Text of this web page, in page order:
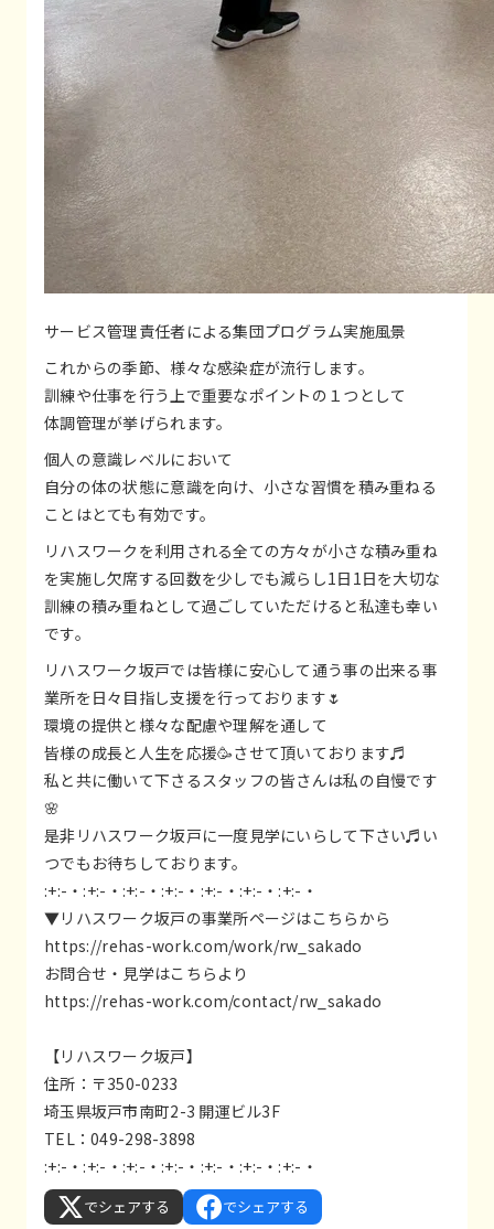
サービス管理責任者による集団プログラム実施風景
これからの季節、様々な感染症が流行します。
訓練や仕事を行う上で重要なポイントの１つとして
体調管理が挙げられます。
個人の意識レベルにおいて
自分の体の状態に意識を向け、小さな習慣を積み重ねる
ことはとても有効です。
リハスワークを利用される全ての方々が小さな積み重ね
を実施し欠席する回数を少しでも減らし1日1日を大切な
訓練の積み重ねとして過ごしていただけると私達も幸い
です。
リハスワーク坂戸では皆様に安心して通う事の出来る事
業所を日々目指し支援を行っております🌷
環境の提供と様々な配慮や理解を通して
皆様の成長と人生を応援🥳させて頂いております♬
私と共に働いて下さるスタッフの皆さんは私の自慢です
🌸
是非リハスワーク坂戸に一度見学にいらして下さい♬い
つでもお待ちしております。
:+:-・:+:-・:+:-・:+:-・:+:-・:+:-・:+:-・
▼リハスワーク坂戸の事業所ページはこちらから
https://rehas-work.com/work/rw_sakado
お問合せ・見学はこちらより
https://rehas-work.com/contact/rw_sakado
【リハスワーク坂戸】
住所：〒350-0233
埼玉県坂戸市南町2-3 開運ビル3F
TEL：049-298-3898
:+:-・:+:-・:+:-・:+:-・:+:-・:+:-・:+:-・
でシェアする でシェアする